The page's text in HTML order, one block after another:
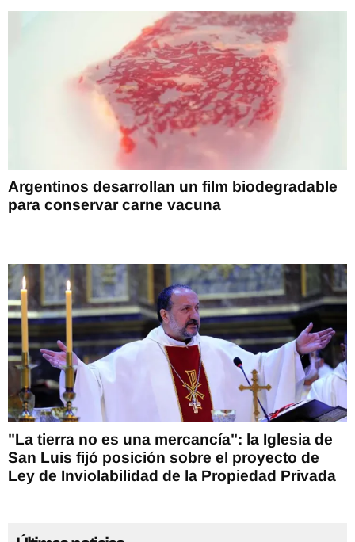
Argentinos desarrollan un film biodegradable
para conservar carne vacuna
"La tierra no es una mercancía": la Iglesia de
San Luis fijó posición sobre el proyecto de
Ley de Inviolabilidad de la Propiedad Privada